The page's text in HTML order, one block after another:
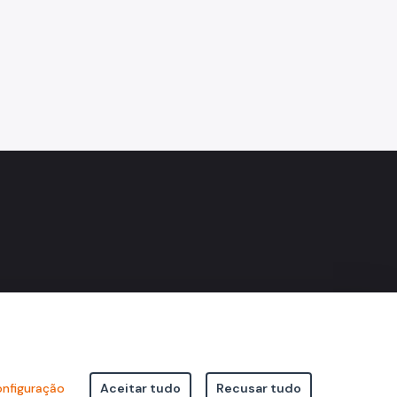
Aceitar tudo Recusar tudo